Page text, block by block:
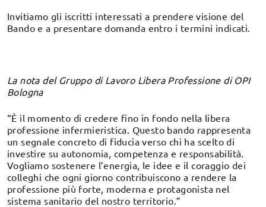
Invitiamo gli iscritti interessati a prendere visione del
Bando e a presentare domanda entro i termini indicati.
La nota del Gruppo di Lavoro Libera Professione di OPI
Bologna
“È il momento di credere fino in fondo nella libera
professione infermieristica. Questo bando rappresenta
un segnale concreto di fiducia verso chi ha scelto di
investire su autonomia, competenza e responsabilità.
Vogliamo sostenere l’energia, le idee e il coraggio dei
colleghi che ogni giorno contribuiscono a rendere la
professione più forte, moderna e protagonista nel
sistema sanitario del nostro territorio.”